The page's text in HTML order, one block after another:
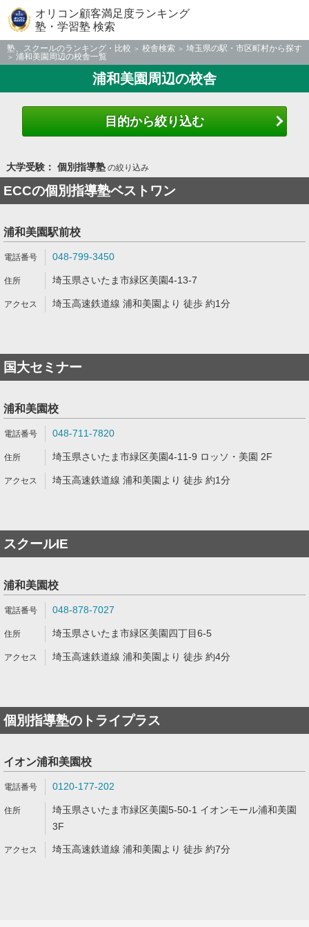
オリコン顧客満足度ランキング
塾・学習塾 検索
塾、スクールのランキング・比較 校舎検索
埼玉県の駅・市区町村から探す
浦和美園周辺の校舎一覧
浦和美園周辺の校舎
目的から絞り込む
大学受験： 個別指導塾の絞り込み
ECCの個別指導塾ベストワン
浦和美園駅前校
048-799-3450
埼玉県さいたま市緑区美園4-13-7
埼玉高速鉄道線 浦和美園より 徒歩 約1分
国大セミナー
浦和美園校
048-711-7820
埼玉県さいたま市緑区美園4-11-9 ロッソ・美園 2F
埼玉高速鉄道線 浦和美園より 徒歩 約1分
スクールIE
浦和美園校
048-878-7027
埼玉県さいたま市緑区美園四丁目6-5
埼玉高速鉄道線 浦和美園より 徒歩 約4分
個別指導塾のトライプラス
イオン浦和美園校
0120-177-202
埼玉県さいたま市緑区美園5-50-1 イオンモール浦和美園
3F
埼玉高速鉄道線 浦和美園より 徒歩 約7分